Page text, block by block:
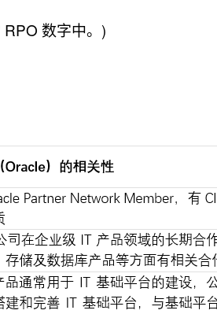
数字中。)